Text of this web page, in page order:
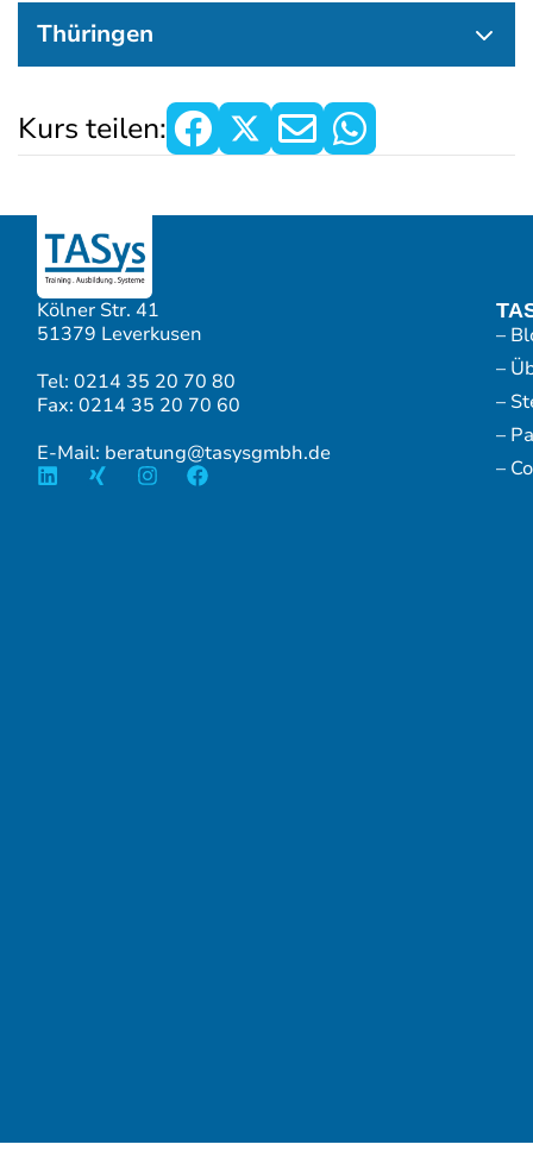
Thüringen
Kurs teilen:
Kölner Str. 41
51379 Leverkusen
Tel: 0214 35 20 70 80
Fax: 0214 35 20 70 60
E-Mail: beratung@tasysgmbh.de
–
–
–
–
–